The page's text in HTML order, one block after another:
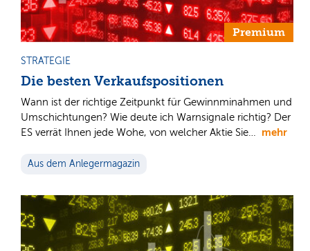
Premium
STRATEGIE
Die besten Verkaufspositionen
Wann ist der richtige Zeitpunkt für Gewinnminahmen und
Umschichtungen? Wie deute ich Warnsignale richtig? Der
ES verrät Ihnen jede Wohe, von welcher Aktie Sie… mehr
Aus dem Anlegermagazin